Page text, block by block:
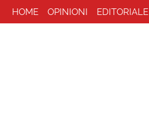
HOME OPINIONI EDITORIALE